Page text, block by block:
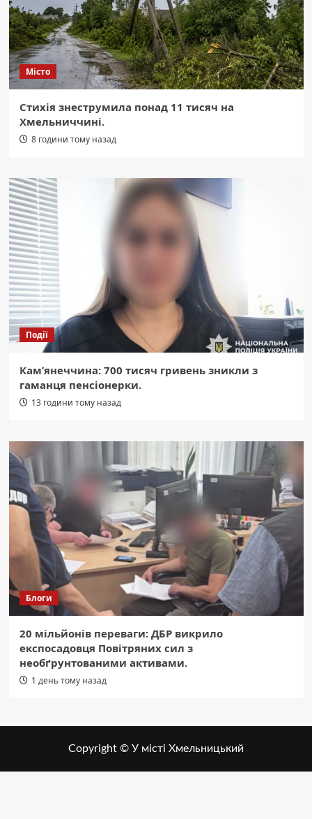
Місто
Стихія знеструмила понад 11 тисяч на
Хмельниччині.
8 години тому назад
Події
Кам’янеччина: 700 тисяч гривень зникли з
гаманця пенсіонерки.
13 години тому назад
Блоги
20 мільйонів переваги: ДБР викрило
експосадовця Повітряних сил з
необґрунтованими активами.
1 день тому назад
Copyright © У місті Хмельницький